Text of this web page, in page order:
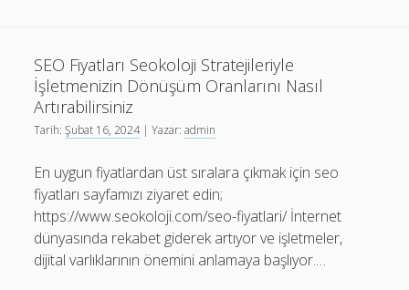
Mirası
SEO Fiyatları Seokoloji Stratejileriyle
İşletmenizin Dönüşüm Oranlarını Nasıl
Artırabilirsiniz
Tarih:Şubat 16, 2024| Yazar:admin
En uygun fiyatlardan üst sıralara çıkmak için seo
fiyatları sayfamızı ziyaret edin;
https://www.seokoloji.com/seo-fiyatlari/ İnternet
dünyasında rekabet giderek artıyor ve işletmeler,
dijital varlıklarının önemini anlamaya başlıyor.…